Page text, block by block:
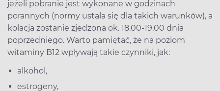
jeżeli pobranie jest wykonane w godzinach
porannych (normy ustala się dla takich warunków), a
kolacja zostanie zjedzona ok. 18.00-19.00 dnia
poprzedniego. Warto pamiętać, że na poziom
witaminy B12 wpływają takie czynniki, jak:
alkohol,
estrogeny,